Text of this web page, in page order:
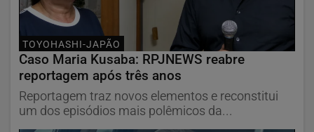
TOYOHASHI-JAPÃO
Caso Maria Kusaba: RPJNEWS reabre
reportagem após três anos
Reportagem traz novos elementos e reconstitui
um dos episódios mais polêmicos da...